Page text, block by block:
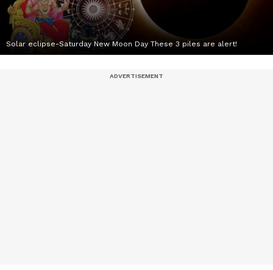
Solar eclipse-Saturday New Moon Day These 3 piles are alert!